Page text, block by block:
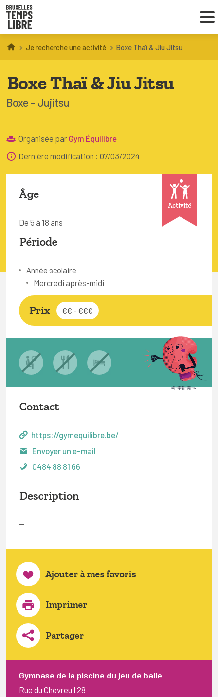
Infos parents
Droit au loisir
Coordinations ATL
À BRUXELLES
FAQ
Connexion
Espace pro
Bruxelles Temps Libre
Je recherche une activité Boxe Thaï & Jiu Jitsu
Boxe Thaï & Jiu Jitsu
Boxe Jujitsu
Organisée par Gym Équilibre
Dernière modification : 07/03/2024
Activité
Âge
De 5 à 18 ans
Période
Année scolaire
Mercredi après-midi
Prix €€ - €€€
Contact
https://gymequilibre.be/
Envoyer un e-mail
0484 88 81 66
Description
—
Ajouter à mes favoris
Imprimer
Partager
Gymnase de la piscine du jeu de balle
Rue du Chevreuil 28